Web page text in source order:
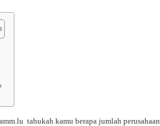
tahukah kamu berapa jumlah perusahaan